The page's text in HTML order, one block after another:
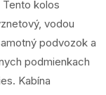
kolos
vodou
podvozok a
podmienkach
Kabína